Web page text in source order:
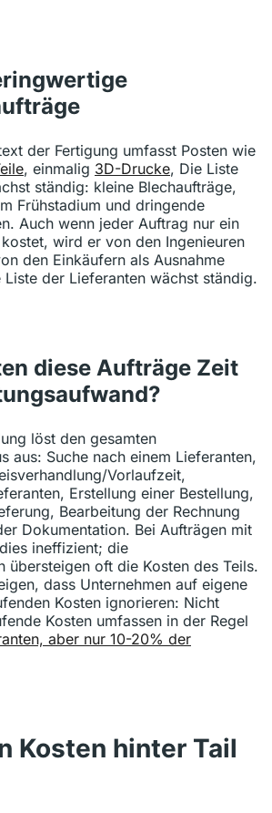
der Fertigung umfasst Posten wie
, einmalig 3D-Drucke, Die Liste
ständig: kleine Blechaufträge,
Frühstadium und dringende
Auch wenn jeder Auftrag nur ein
wird er von den Ingenieuren
den Einkäufern als Ausnahme
der Lieferanten wächst ständig.
diese Aufträge Zeit
löst den gesamten
aus: Suche nach einem Lieferanten,
Vorlaufzeit,
Erstellung einer Bestellung,
Bearbeitung der Rechnung
Dokumentation. Bei Aufträgen mit
ineffizient; die
übersteigen oft die Kosten des Teils.
dass Unternehmen auf eigene
Kosten ignorieren: Nicht
Kosten umfassen in der Regel
aber nur 10-20% der
Kosten hinter Tail